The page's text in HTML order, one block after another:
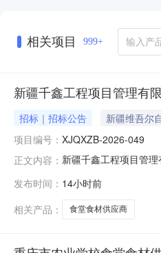
相关项目 999+
新疆千鑫工程项目管理有
招标｜招标公告 新疆维吾尔
项目编号： XJQXZB-2026-049
正文内容： 新疆千鑫工程项目管
本情况项目编号：
发布时间： 14小时前
相关产品：
食堂食材供应商